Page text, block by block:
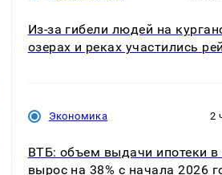
Из-за гибели людей на
озерах и реках участились
Экономика 2
ВТБ: объем выдачи ипотеки
вырос на 38% с начала 2026